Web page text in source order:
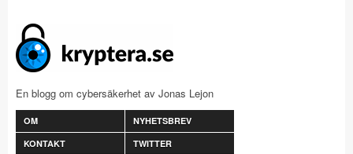
En blogg om cybersäkerhet av Jonas Lejon
OM
NYHETSBREV
KONTAKT
TWITTER